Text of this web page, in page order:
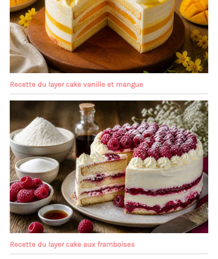
Recette du layer cake vanille et mangue
Recette du layer cake aux framboises